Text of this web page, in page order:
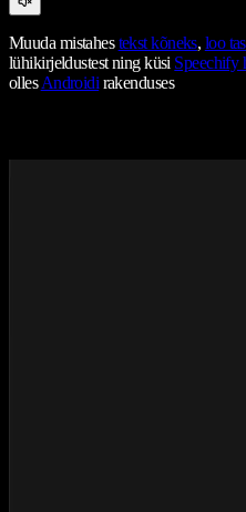
Muuda mistahestekst kõneks, loo
lühikirjeldustest ning küsi Speechify
ollesAndroidirakenduses